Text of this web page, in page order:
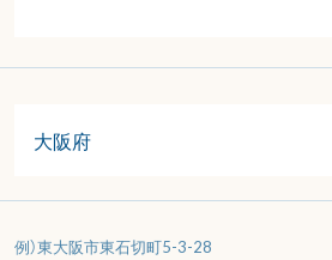
例）東大阪市東石切町5-3-28